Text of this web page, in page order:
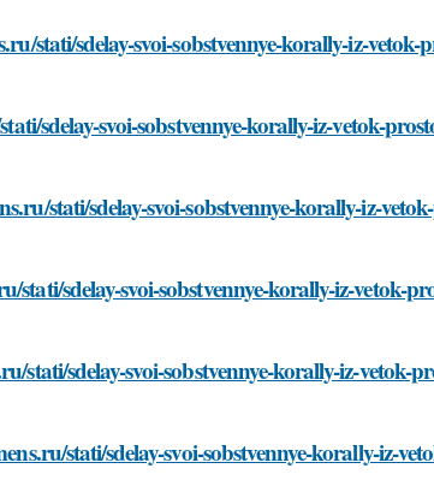
stati/sdelay-svoi-sobstvennye-korally-iz-vetok-
sdelay-svoi-sobstvennye-korally-iz-vetok-
stati/sdelay-svoi-sobstvennye-korally-iz-
sdelay-svoi-sobstvennye-korally-iz-vetok-
stati/sdelay-svoi-sobstvennye-korally-iz-vetok-
stati/sdelay-svoi-sobstvennye-korally-iz-